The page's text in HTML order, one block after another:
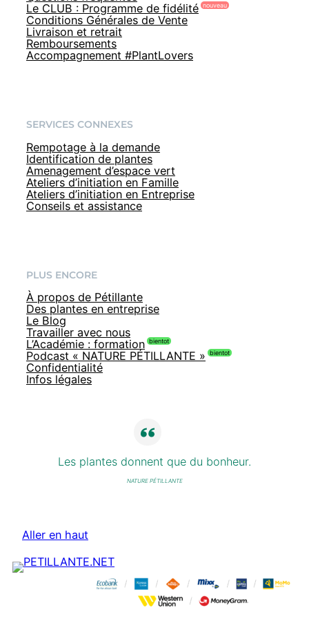
Le CLUB : Programme de fidélité
Conditions Générales de Vente
Livraison et retrait
Remboursements
Accompagnement #PlantLovers
SERVICES CONNEXES
Rempotage à la demande
Identification de plantes
Amenagement d’espace vert
Ateliers d’initiation en Famille
Ateliers d’initiation en Entreprise
Conseils et assistance
PLUS ENCORE
À propos de Pétillante
Des plantes en entreprise
Le Blog
Travailler avec nous
L’Académie : formation
Podcast « NATURE PÉTILLANTE »
Confidentialité
Infos légales
Les plantes donnent que du bonheur.
NATURE PÉTILLANTE
Aller en haut